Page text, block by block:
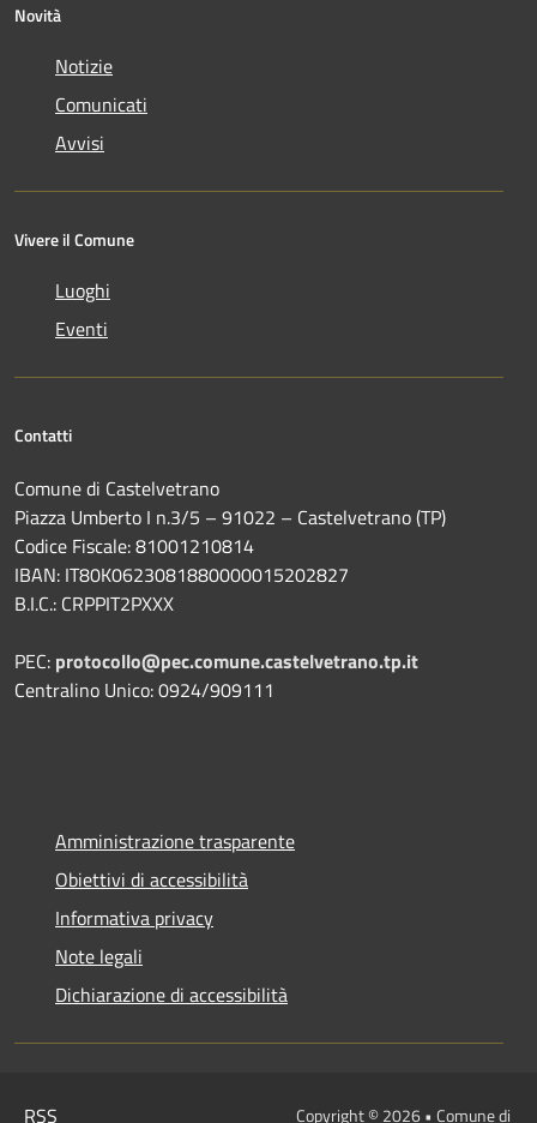
Novità
Notizie
Comunicati
Avvisi
Vivere il Comune
Luoghi
Eventi
Contatti
Comune di Castelvetrano
Piazza Umberto I n.3/5 – 91022 – Castelvetrano (TP)
Codice Fiscale: 81001210814
IBAN: IT80K0623081880000015202827
B.I.C.: CRPPIT2PXXX
PEC: protocollo@pec.comune.castelvetrano.tp.it
Centralino Unico: 0924/909111
Amministrazione trasparente
Obiettivi di accessibilità
Informativa privacy
Note legali
Dichiarazione di accessibilità
RSS Copyright © 2026 • Comune di